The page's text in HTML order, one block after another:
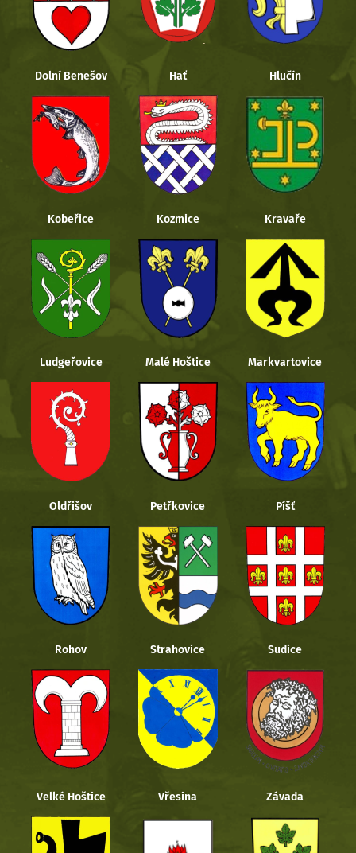
Dolní Benešov Hať Hlučín
Kobeřice Kozmice Kravaře
Ludgeřovice Malé Hoštice Markvartovice
Oldřišov Petřkovice Píšť
Rohov Strahovice Sudice
Velké Hoštice Vřesina Závada